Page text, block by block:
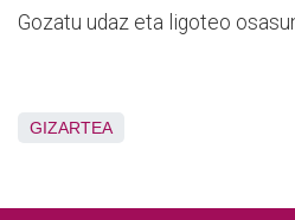
Gozatu udaz eta ligoteo
GIZARTEA